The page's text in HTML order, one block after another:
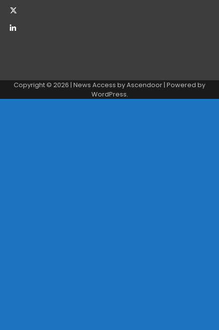
Copyright © 2026 | News Access byAscendoor | Powered by
WordPress.